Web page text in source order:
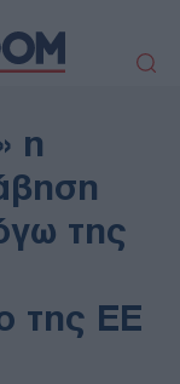
η
της
της ΕΕ